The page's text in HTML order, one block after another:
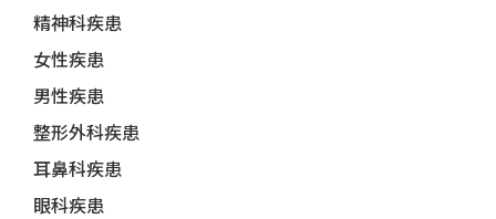
精神科疾患
女性疾患
男性疾患
整形外科疾患
耳鼻科疾患
眼科疾患